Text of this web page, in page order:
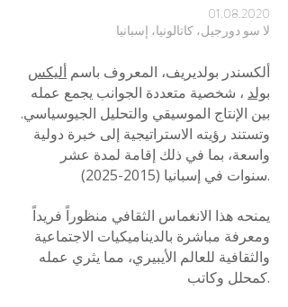
01.08.2020
لا سو دورجيل، كاتالونيا، إسبانيا
ألكسندر بولديريف، المعروف باسم أليكس
بولد ، شخصية متعددة الجوانب يجمع عمله
بين الإنتاج الموسيقي والتحليل الجيوسياسي.
وتستند رؤيته الاستراتيجية إلى خبرة دولية
واسعة، بما في ذلك إقامة لمدة عشر
سنوات في إسبانيا (2015-2025) .
يمنحه هذا الانغماس الثقافي منظوراً فريداً
ومعرفة مباشرة بالديناميكيات الاجتماعية
والثقافية للعالم الأيبيري، مما يثري عمله
كمحلل وكاتب.